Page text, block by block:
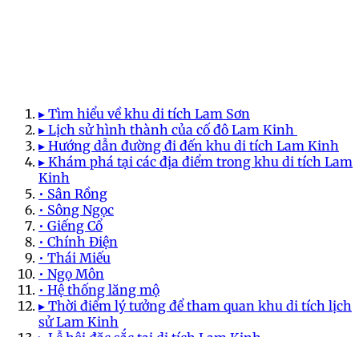
▸ Tìm hiểu về khu di tích Lam Sơn
▸ Lịch sử hình thành của cố đô Lam Kinh
▸ Hướng dẫn đường đi đến khu di tích Lam Kinh
▸ Khám phá tại các địa điểm trong khu di tích Lam
Kinh
• Sân Rồng
• Sông Ngọc
• Giếng Cổ
• Chính Điện
• Thái Miếu
• Ngọ Môn
• Hệ thống lăng mộ
▸ Thời điểm lý tưởng để tham quan khu di tích lịch
sử Lam Kinh